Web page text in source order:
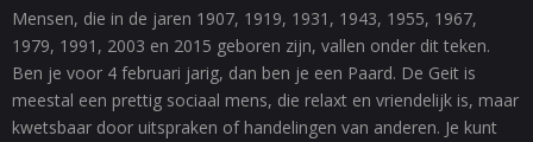
Mensen, die in de jaren 1907, 1919, 1931, 1943, 1955, 1967,
1979, 1991, 2003 en 2015 geboren zijn, vallen onder dit teken.
Ben je voor 4 februari jarig, dan ben je een Paard. De Geit is
meestal een prettig sociaal mens, die relaxt en vriendelijk is, maar
kwetsbaar door uitspraken of handelingen van anderen. Je kunt